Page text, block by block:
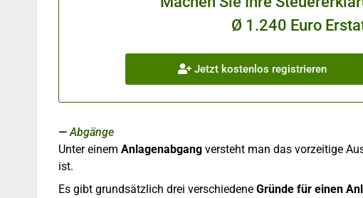
Ø 1.240 Euro
Jetzt kostenlos registrieren
Abgänge
Unter einem Anlagenabgang versteht man das vorzeitige
ist.
Es gibt grundsätzlich drei verschiedene Gründe für einen